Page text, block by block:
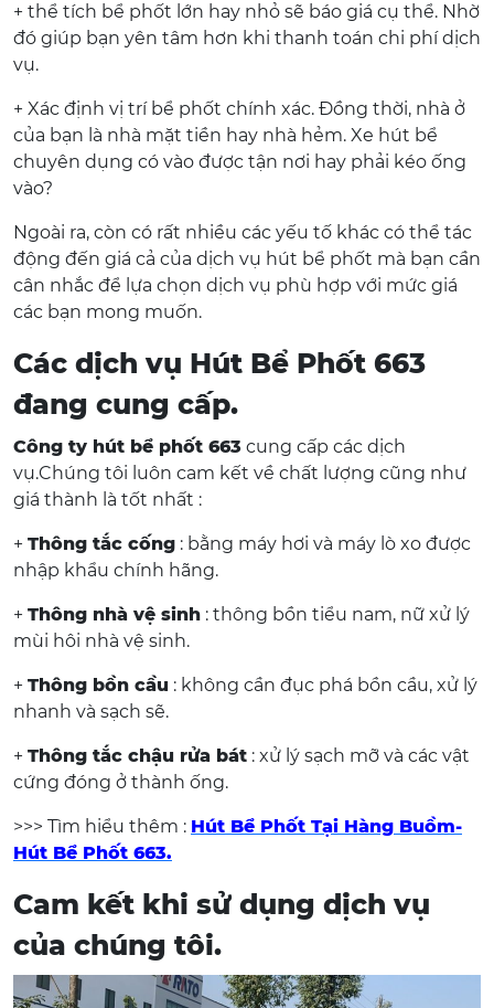
+ thể tích bể phốt lớn hay nhỏ sẽ báo giá cụ thể. Nhờ
đó giúp bạn yên tâm hơn khi thanh toán chi phí dịch
vụ.
+ Xác định vị trí bể phốt chính xác. Đồng thời, nhà ở
của bạn là nhà mặt tiền hay nhà hẻm. Xe hút bể
chuyên dụng có vào được tận nơi hay phải kéo ống
vào?
Ngoài ra, còn có rất nhiều các yếu tố khác có thể tác
động đến giá cả của dịch vụ hút bể phốt mà bạn cần
cân nhắc để lựa chọn dịch vụ phù hợp với mức giá
các bạn mong muốn.
Các dịch vụ Hút Bể Phốt 663
đang cung cấp.
Công ty hút bể phốt 663 cung cấp các dịch
vụ.Chúng tôi luôn cam kết về chất lượng cũng như
giá thành là tốt nhất :
+ Thông tắc cống : bằng máy hơi và máy lò xo được
nhập khẩu chính hãng.
+ Thông nhà vệ sinh : thông bồn tiểu nam, nữ xử lý
mùi hôi nhà vệ sinh.
+ Thông bồn cầu : không cần đục phá bồn cầu, xử lý
nhanh và sạch sẽ.
+ Thông tắc chậu rửa bát : xử lý sạch mỡ và các vật
cứng đóng ở thành ống.
>>> Tìm hiểu thêm : Hút Bể Phốt Tại Hàng Buồm-
Hút Bể Phốt 663.
Cam kết khi sử dụng dịch vụ
của chúng tôi.